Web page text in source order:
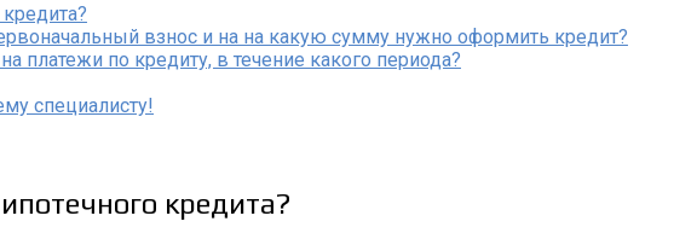
взнос и на на какую сумму нужно оформить кредит?
платежи по кредиту, в течение какого периода?
специалисту!
кредита?